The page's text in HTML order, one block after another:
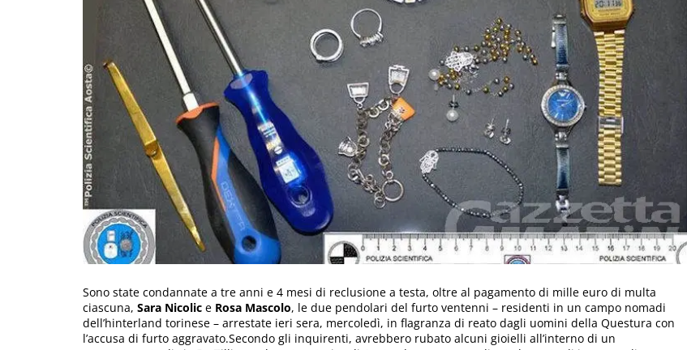
Sono state condannate a tre anni e 4 mesi di reclusione a testa, oltre al pagamento di mille euro di multa
ciascuna, Sara Nicolic e Rosa Mascolo, le due pendolari del furto ventenni – residenti in un campo nomadi
dell’hinterland torinese – arrestate ieri sera, mercoledì, in flagranza di reato dagli uomini della Questura con
l’accusa di furto aggravato.Secondo gli inquirenti, avrebbero rubato alcuni gioielli all’interno di un